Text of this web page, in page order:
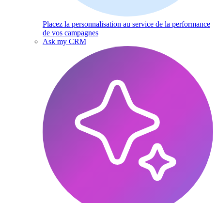
Placez la personnalisation au service de la performance
de vos campagnes
Ask my CRM